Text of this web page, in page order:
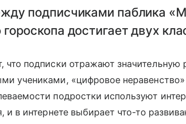
подписчиками паблика
достигает двух
что подписки отражают значительную
учениками, «цифровое
подростки используют
и в интернете выбирает что-то